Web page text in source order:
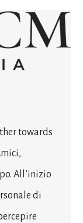
towards
All’inizio
di